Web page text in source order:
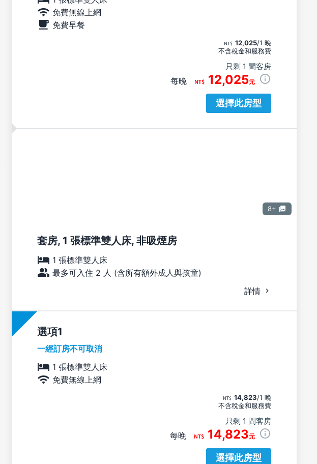
免費無線上網
免費早餐
12,025/1 晚
不含稅金和服務費
只剩 1 間客房
每晚 12,025元
選擇此房型
8+
套房, 1 張標準雙人床, 非吸煙房
1 張標準雙人床
最多可入住 2 人 (含所有額外成人與孩童)
詳情
選項
一經訂房不可取消
1 張標準雙人床
免費無線上網
14,823/1 晚
不含稅金和服務費
只剩 1 間客房
每晚 14,823元
選擇此房型